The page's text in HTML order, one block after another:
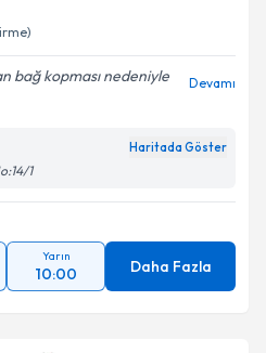
bağ kopması nedeniyle
Devamı
Haritada Göster
1
Yarın
10:00 Daha Fazla